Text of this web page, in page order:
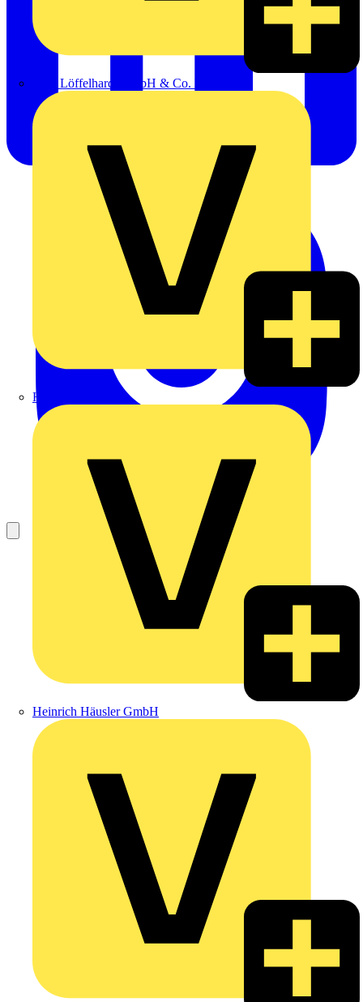
Emil Löffelhardt GmbH & Co. KG
Hardy Schmitz
Heinrich Häusler GmbH